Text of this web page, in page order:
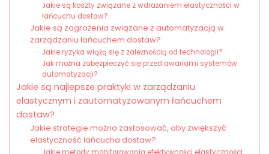
Jakie są koszty związane z wdrażaniem elastyczności w
łańcuchu dostaw?
Jakie są zagrożenia związane z automatyzacją w
zarządzaniu łańcuchem dostaw?
Jakie ryzyka wiążą się z zależnością od technologii?
Jak można zabezpieczyć się przed awariami systemów
automatyzacji?
Jakie są najlepsze praktyki w zarządzaniu
elastycznym i zautomatyzowanym łańcuchem
dostaw?
Jakie strategie można zastosować, aby zwiększyć
elastyczność łańcucha dostaw?